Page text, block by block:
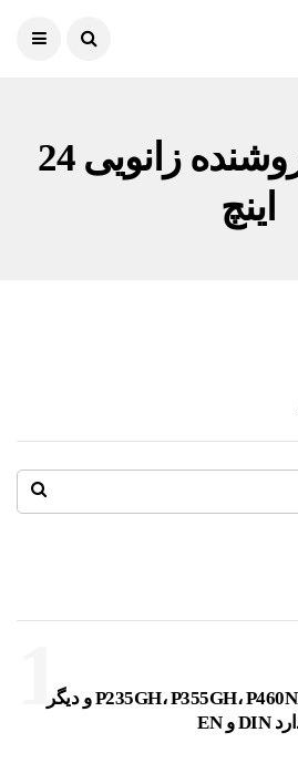
خریدار و فروشنده زانویی 24
اینچ
1
مقایسه جامع گریدهای P235GH، P355GH، P460NL1 و دیگر